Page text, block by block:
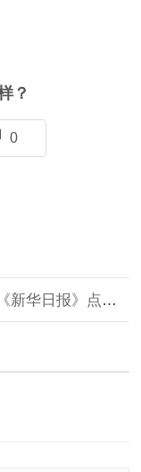
？
0
下一篇：重磅！树恩书城被江苏省委《新华日报》点名表扬啦！更多开学季活动等你参加！